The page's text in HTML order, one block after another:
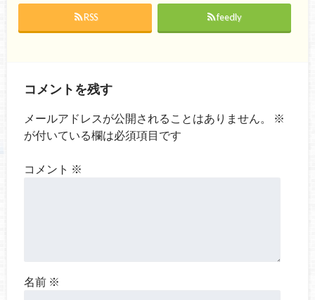
RSS feedly
コメントを残す
メールアドレスが公開されることはありません。
※
が付いている欄は必須項目です
コメント ※
名前 ※